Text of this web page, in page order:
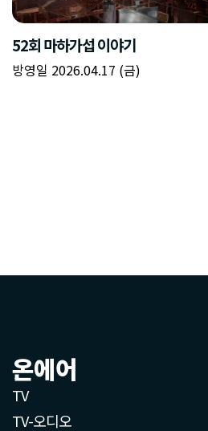
온에어
TV
TV-오디오